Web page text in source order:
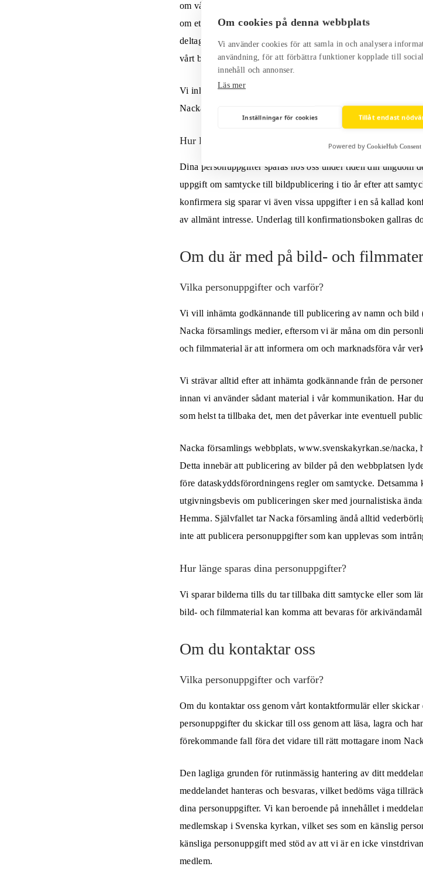
om våra verksamheter och göra utskick till dig via brev, e-
om ett grupptillfälle ställs in eller om vi vill informera dig om
deltagande i vår verksamhet. Behandlingen av
vårt berättigade intresse är att kunna kontakta dig för ändamål
Vi inhämtar även ditt godkännande till publicering av bild
Nacka församlings medier, eftersom vi är måna om
Hur länge sparas dina personuppgifter?
Dina personuppgifter sparas hos oss under tiden din ungdom
uppgift om samtycke till bildpublicering i tio år efter att
konfirmera sig sparar vi även vissa uppgifter i en så kallad
av allmänt intresse. Underlag till konfirmationsboken gallras
Om du är med på bild- och
Vilka personuppgifter och varför?
Vi vill inhämta godkännande till publicering av namn och
Nacka församlings medier, eftersom vi är måna om din
och filmmaterial är att informera om och marknadsföra vår
Vi strävar alltid efter att inhämta godkännande från de
innan vi använder sådant material i vår kommunikation. Har
som helst ta tillbaka det, men det påverkar inte eventuell
Nacka församlings webbplats, www.svenskakyrkan.se/nacka,
Detta innebär att publicering av bilder på den webbplatsen
före dataskyddsförordningens regler om samtycke.
utgivningsbevis om publiceringen sker med journalistiska
Hemma. Självfallet tar Nacka församling ändå alltid
inte att publicera personuppgifter som kan upplevas som
Hur länge sparas dina personuppgifter?
Vi sparar bilderna tills du tar tillbaka ditt samtycke eller som
bild- och filmmaterial kan komma att bevaras för
Om du kontaktar oss
Vilka personuppgifter och varför?
Om du kontaktar oss genom vårt kontaktformulär eller skickar
personuppgifter du skickar till oss genom att läsa, lagra och
förekommande fall föra det vidare till rätt mottagare inom
Den lagliga grunden för rutinmässig hantering av ditt
meddelandet hanteras och besvaras, vilket bedöms väga
dina personuppgifter. Vi kan beroende på innehållet i
medlemskap i Svenska kyrkan, vilket ses som en känslig
känsliga personuppgift med stöd av att vi är en icke
medlem.
Om cookies på denna webbplats
Vi använder cookies för att samla in och analysera
användning, för att förbättra funktioner kopplade till
innehåll och annonser.
Läs mer
Inställningar för cookies Tillåt endast
Powered by CookieHub Consent